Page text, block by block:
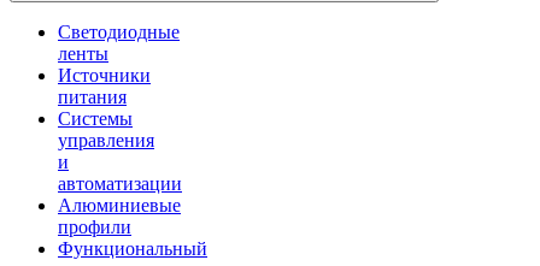
Светодиодные
ленты
Источники
питания
Системы
управления
и
автоматизации
Алюминиевые
профили
Функциональный